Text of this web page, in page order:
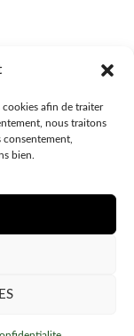
afin de traiter
nous traitons
bien.